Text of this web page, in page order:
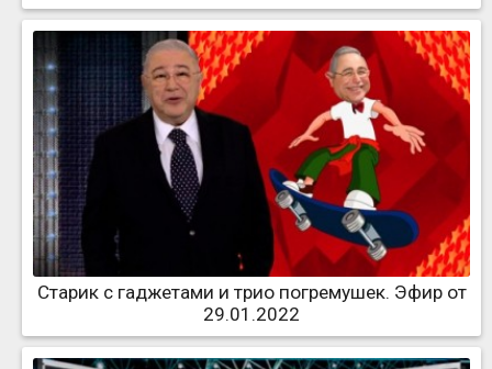
Старик с гаджетами и трио погремушек. Эфир от
29.01.2022